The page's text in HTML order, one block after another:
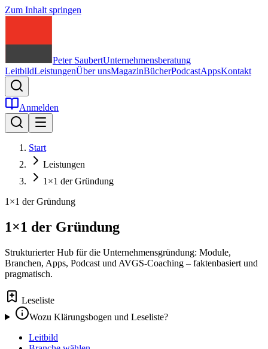
Zum Inhalt springen
Peter SaubertUnternehmensberatung
LeitbildLeistungenÜber unsMagazinBücherPodcastAppsKontakt
Anmelden
Start
Leistungen
1×1 der Gründung
1×1 der Gründung
1×1 der Gründung
Strukturierter Hub für die Unternehmensgründung: Module,
Branchen, Apps, Podcast und AVGS-Coaching – faktenbasiert und
pragmatisch.
Leseliste
Wozu Klärungsbogen und Leseliste?
Leitbild